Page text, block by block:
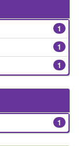
1
1
1
1